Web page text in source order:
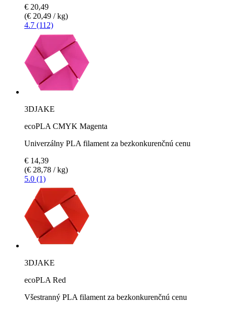
€ 20,49
(€ 20,49 / kg)
4.7 (112)
3DJAKE
ecoPLA CMYK Magenta
Univerzálny PLA filament za bezkonkurenčnú cenu
€ 14,39
(€ 28,78 / kg)
5.0 (1)
3DJAKE
ecoPLA Red
Všestranný PLA filament za bezkonkurenčnú cenu